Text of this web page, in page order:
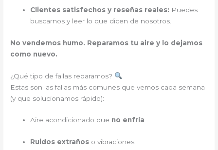
Clientes satisfechos y reseñas reales: Puedes
buscarnos y leer lo que dicen de nosotros.
No vendemos humo. Reparamos tu aire y lo dejamos
como nuevo.
¿Qué tipo de fallas reparamos?
Estas son las fallas más comunes que vemos cada semana
(y que solucionamos rápido):
Aire acondicionado que no enfría
Ruidos extraños o vibraciones